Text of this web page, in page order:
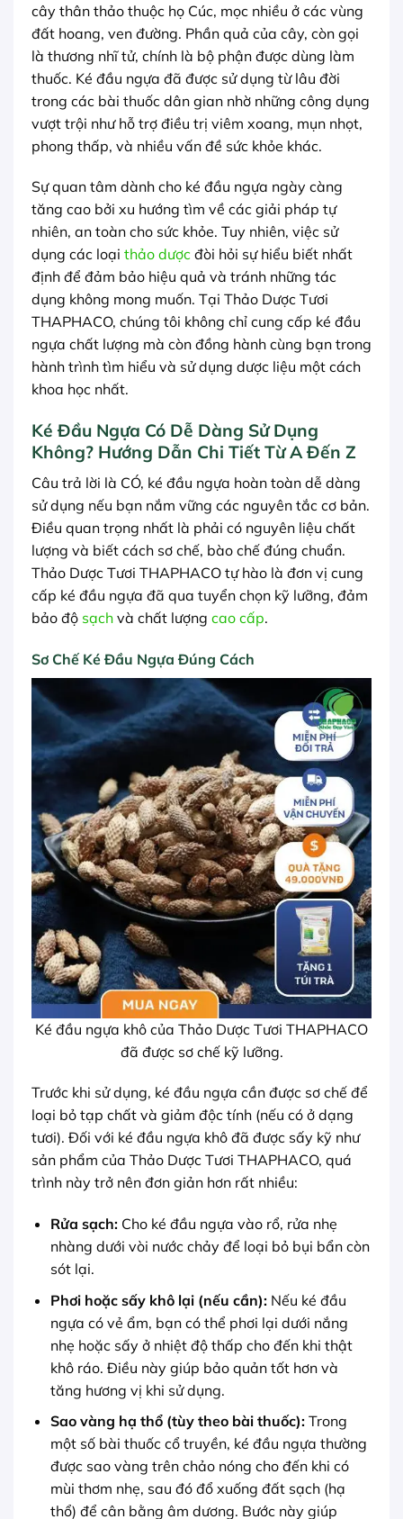
cây thân thảo thuộc họ Cúc, mọc nhiều ở các vùng
đất hoang, ven đường. Phần quả của cây, còn gọi
là thương nhĩ tử, chính là bộ phận được dùng làm
thuốc. Ké đầu ngựa đã được sử dụng từ lâu đời
trong các bài thuốc dân gian nhờ những công dụng
vượt trội như hỗ trợ điều trị viêm xoang, mụn nhọt,
phong thấp, và nhiều vấn đề sức khỏe khác.
Sự quan tâm dành cho ké đầu ngựa ngày càng
tăng cao bởi xu hướng tìm về các giải pháp tự
nhiên, an toàn cho sức khỏe. Tuy nhiên, việc sử
dụng các loại thảo dược đòi hỏi sự hiểu biết nhất
định để đảm bảo hiệu quả và tránh những tác
dụng không mong muốn. Tại Thảo Dược Tươi
THAPHACO, chúng tôi không chỉ cung cấp ké đầu
ngựa chất lượng mà còn đồng hành cùng bạn trong
hành trình tìm hiểu và sử dụng dược liệu một cách
khoa học nhất.
Ké Đầu Ngựa Có Dễ Dàng Sử Dụng
Không? Hướng Dẫn Chi Tiết Từ A Đến Z
Câu trả lời là CÓ, ké đầu ngựa hoàn toàn dễ dàng
sử dụng nếu bạn nắm vững các nguyên tắc cơ bản.
Điều quan trọng nhất là phải có nguyên liệu chất
lượng và biết cách sơ chế, bào chế đúng chuẩn.
Thảo Dược Tươi THAPHACO tự hào là đơn vị cung
cấp ké đầu ngựa đã qua tuyển chọn kỹ lưỡng, đảm
bảo độ sạch và chất lượng cao cấp.
Sơ Chế Ké Đầu Ngựa Đúng Cách
Ké đầu ngựa khô của Thảo Dược Tươi THAPHACO
đã được sơ chế kỹ lưỡng.
Trước khi sử dụng, ké đầu ngựa cần được sơ chế để
loại bỏ tạp chất và giảm độc tính (nếu có ở dạng
tươi). Đối với ké đầu ngựa khô đã được sấy kỹ như
sản phẩm của Thảo Dược Tươi THAPHACO, quá
trình này trở nên đơn giản hơn rất nhiều:
Rửa sạch:Cho ké đầu ngựa vào rổ, rửa nhẹ
nhàng dưới vòi nước chảy để loại bỏ bụi bẩn còn
sót lại.
Phơi hoặc sấy khô lại (nếu cần):Nếu ké đầu
ngựa có vẻ ẩm, bạn có thể phơi lại dưới nắng
nhẹ hoặc sấy ở nhiệt độ thấp cho đến khi thật
khô ráo. Điều này giúp bảo quản tốt hơn và
tăng hương vị khi sử dụng.
Sao vàng hạ thổ (tùy theo bài thuốc):Trong
một số bài thuốc cổ truyền, ké đầu ngựa thường
được sao vàng trên chảo nóng cho đến khi có
mùi thơm nhẹ, sau đó đổ xuống đất sạch (hạ
thổ) để cân bằng âm dương. Bước này giúp